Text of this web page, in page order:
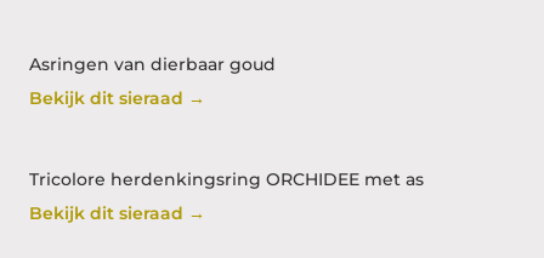
Asringen van dierbaar goud
Bekijk dit sieraad →
Tricolore herdenkingsring ORCHIDEE met as
Bekijk dit sieraad →